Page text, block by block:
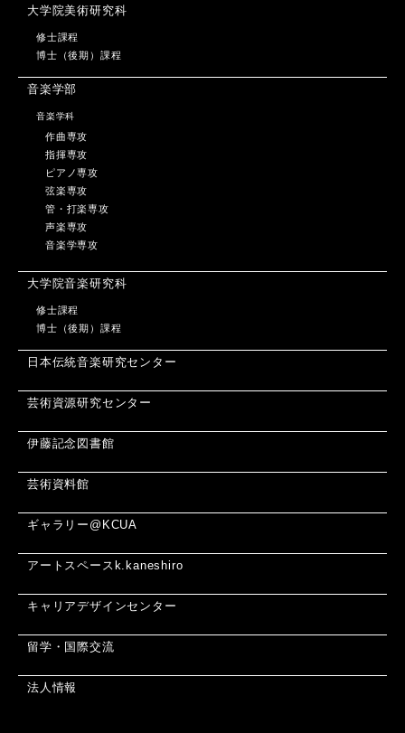
大学院美術研究科
修士課程
博士（後期）課程
音楽学部
音楽学科
作曲専攻
指揮専攻
ピアノ専攻
弦楽専攻
管・打楽専攻
声楽専攻
音楽学専攻
大学院音楽研究科
修士課程
博士（後期）課程
日本伝統音楽研究センター
芸術資源研究センター
伊藤記念図書館
芸術資料館
ギャラリー@KCUA
アートスペースk.kaneshiro
キャリアデザインセンター
留学・国際交流
法人情報